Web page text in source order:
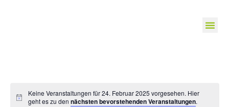
Keine Veranstaltungen für 24. Februar 2025 vorgesehen. Hier
geht es zu dennächsten bevorstehenden Veranstaltungen.